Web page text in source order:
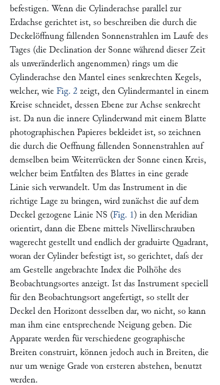
befestigen. Wenn die Cylinderachse parallel zur
Erdachse gerichtet ist, so beschreiben die durch die
Deckelöffnung fallenden Sonnenstrahlen im Laufe des
Tages (die Declination der Sonne während dieser Zeit
als unveränderlich angenommen) rings um die
Cylinderachse den Mantel eines senkrechten Kegels,
welcher, wie Fig. 2 zeigt, den Cylindermantel in einem
Kreise schneidet, dessen Ebene zur Achse senkrecht
ist. Da nun die innere Cylinderwand mit einem Blatte
photographischen Papieres bekleidet ist, so zeichnen
die durch die Oeffnung fallenden Sonnenstrahlen auf
demselben beim Weiterrücken der Sonne einen Kreis,
welcher beim Entfalten des Blattes in eine gerade
Linie sich verwandelt. Um das Instrument in die
richtige Lage zu bringen, wird zunächst die auf dem
Deckel gezogene Linie NS (Fig. 1) in den Meridian
orientirt, dann die Ebene mittels Nivellirschrauben
wagerecht gestellt und endlich der graduirte Quadrant,
woran der Cylinder befestigt ist, so gerichtet, daſs der
am Gestelle angebrachte Index die Polhöhe des
Beobachtungsortes anzeigt. Ist das Instrument speciell
für den Beobachtungsort angefertigt, so stellt der
Deckel den Horizont desselben dar, wo nicht, so kann
man ihm eine entsprechende Neigung geben. Die
Apparate werden für verschiedene geographische
Breiten construirt, können jedoch auch in Breiten, die
nur um wenige Grade von ersteren abstehen, benutzt
werden.